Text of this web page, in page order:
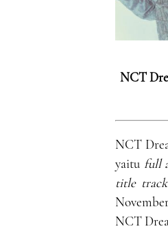
NCT
NCT
yaitu full
title track
NCT